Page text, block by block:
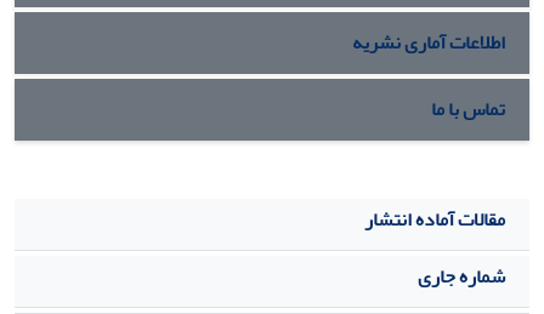
اطلاعات آماری نشریه
تماس با ما
مقالات آماده انتشار
شماره جاری